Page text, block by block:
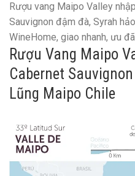
Rượu vang Maipo Valley
Sauvignon đậm đà, Syrah
WineHome, giao nhanh, ưu
Rượu Vang Maipo
Cabernet
Lũng Maipo Chile